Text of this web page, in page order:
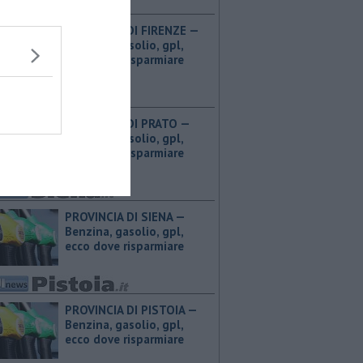
PROVINCIA DI FIRENZE — ​
Benzina, gasolio, gpl,
ecco dove risparmiare
PROVINCIA DI PRATO — ​
Benzina, gasolio, gpl,
ecco dove risparmiare
PROVINCIA DI SIENA — ​
Benzina, gasolio, gpl,
ecco dove risparmiare
PROVINCIA DI PISTOIA — ​
Benzina, gasolio, gpl,
ecco dove risparmiare